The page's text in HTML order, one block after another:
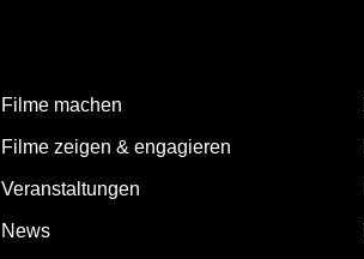
Filme machen
Filme zeigen & engagieren
Veranstaltungen
News